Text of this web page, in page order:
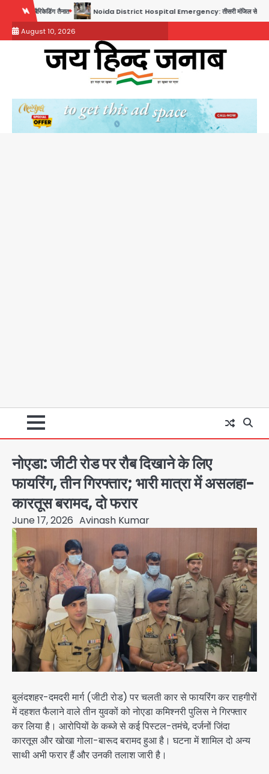
content
Noida District Hospital Emergency: तीसरी मंजिल से गिरी छात्रा को नहीं मिला इलाज, प्राइवेट
August 10, 2026
नोएडा: जीटी रोड पर रौब दिखाने के लिए
फायरिंग, तीन गिरफ्तार; भारी मात्रा में असलहा-
कारतूस बरामद, दो फरार
June 17, 2026 Avinash Kumar
बुलंदशहर-दमदरी मार्ग (जीटी रोड) पर चलती कार से फायरिंग कर राहगीरों
में दहशत फैलाने वाले तीन युवकों को नोएडा कमिश्नरी पुलिस ने गिरफ्तार
कर लिया है। आरोपियों के कब्जे से कई पिस्टल-तमंचे, दर्जनों जिंदा
कारतूस और खोखा गोला-बारूद बरामद हुआ है। घटना में शामिल दो अन्य
साथी अभी फरार हैं और उनकी तलाश जारी है।